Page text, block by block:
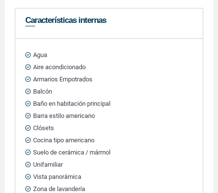
Características internas
Agua
Aire acondicionado
Armarios Empotrados
Balcón
Baño en habitación principal
Barra estilo americano
Clósets
Cocina tipo americano
Suelo de cerámica / mármol
Unifamiliar
Vista panorámica
Zona de lavandería